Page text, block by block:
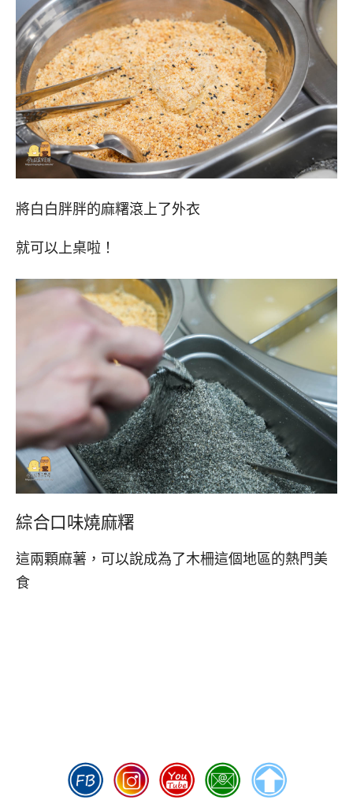
將白白胖胖的麻糬滾上了外衣
就可以上桌啦！
綜合口味燒麻糬
這兩顆麻薯，可以說成為了木柵這個地區的熱門美
食